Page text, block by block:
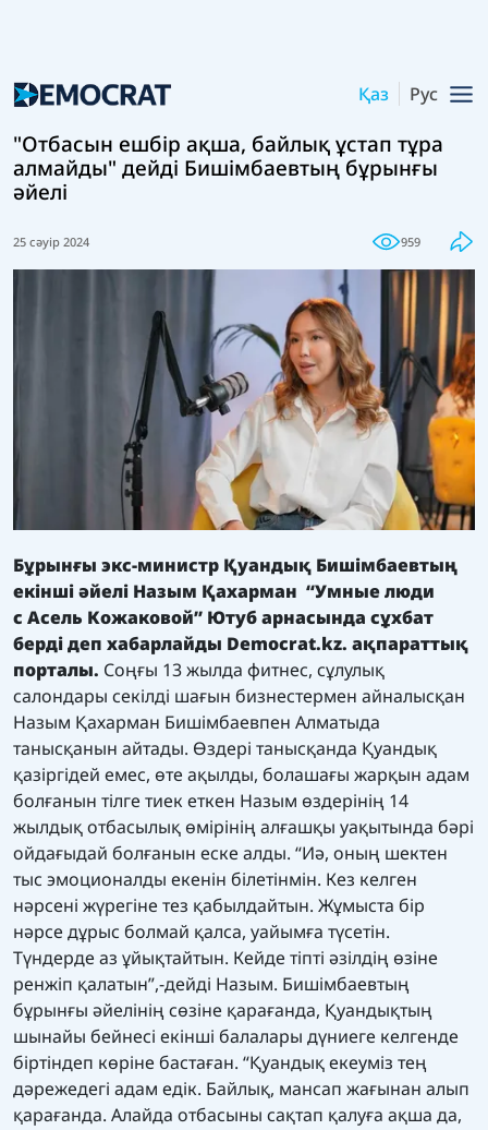
Қаз Рус
"Отбасын ешбір ақша, байлық ұстап тұра
алмайды" дейді Бишімбаевтың бұрынғы
әйелі
25 сәуір 2024 959
Бұрынғы экс-министр Қуандық Бишімбаевтың
екінші әйелі Назым Қахарман “Умные люди
с Асель Кожаковой” Ютуб арнасында сұхбат
берді деп хабарлайды Democrat.kz. ақпараттық
порталы. Соңғы 13 жылда фитнес, сұлулық
салондары секілді шағын бизнестермен айналысқан
Назым Қахарман Бишімбаевпен Алматыда
танысқанын айтады. Өздері танысқанда Қуандық
қазіргідей емес, өте ақылды, болашағы жарқын адам
болғанын тілге тиек еткен Назым өздерінің 14
жылдық отбасылық өмірінің алғашқы уақытында бәрі
ойдағыдай болғанын еске алды. “Иә, оның шектен
тыс эмоционалды екенін білетінмін. Кез келген
нәрсені жүрегіне тез қабылдайтын. Жұмыста бір
нәрсе дұрыс болмай қалса, уайымға түсетін.
Түндерде аз ұйықтайтын. Кейде тіпті әзілдің өзіне
ренжіп қалатын”,-дейді Назым. Бишімбаевтың
бұрынғы әйелінің сөзіне қарағанда, Қуандықтың
шынайы бейнесі екінші балалары дүниеге келгенде
біртіндеп көріне бастаған. “Қуандық екеуміз тең
дәрежедегі адам едік. Байлық, мансап жағынан алып
қарағанда. Алайда отбасыны сақтап қалуға ақша да,